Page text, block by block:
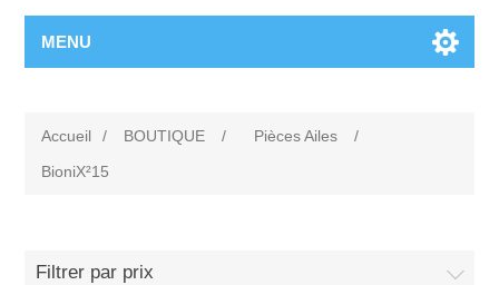
MENU
Accueil / BOUTIQUE / Pièces Ailes
/
BioniX²15
Filtrer par prix